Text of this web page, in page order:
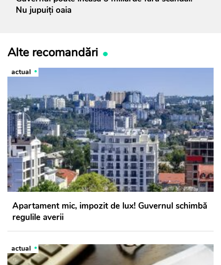
Nu jupuiți oaia
Alte recomandări
actual
Apartament mic, impozit de lux! Guvernul schimbă
regulile averii
actual